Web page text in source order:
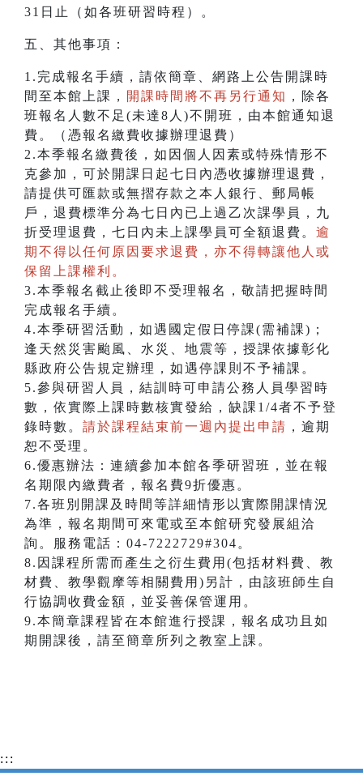
31日止（如各班研習時程）。
五、其他事項：
1.完成報名手續，請依簡章、網路上公告開課時
間至本館上課，
開課時間將不再另行通知 ，除各
班報名人數不足(未達8人)不開班，由本館通知退
費。（憑報名繳費收據辦理退費）
2.本季報名繳費後，如因個人因素或特殊情形不
克參加，可於開課日起七日內憑收據辦理退費，
請提供可匯款或無摺存款之本人銀行、郵局帳
戶，退費標準分為七日內已上過乙次課學員，九
折受理退費，七日內未上課學員可全額退費。 逾
期不得以任何原因要求退費，亦不得轉讓他人或
保留上課權利。
3.本季報名截止後即不受理報名，敬請把握時間
完成報名手續。
4.本季研習活動，如遇國定假日停課(需補課)；
逢天然災害颱風、水災、地震等，授課依據彰化
縣政府公告規定辦理，如遇停課則不予補課。
5.參與研習人員，結訓時可申請公務人員學習時
數，依實際上課時數核實發給，缺課1/4者不予登
錄時數。 請於課程結束前一週內提出申請 ，逾期
恕不受理。
6.優惠辦法：連續參加本館各季研習班，並在報
名期限內繳費者，報名費9折優惠。
7.各班別開課及時間等詳細情形以實際開課情況
為準，報名期間可來電或至本館研究發展組洽
詢。服務電話：04-7222729#304。
8.因課程所需而產生之衍生費用(包括材料費、教
材費、教學觀摩等相關費用)另計，由該班師生自
行協調收費金額，並妥善保管運用。
9.本簡章課程皆在本館進行授課，報名成功且如
期開課後，請至簡章所列之教室上課。
:::